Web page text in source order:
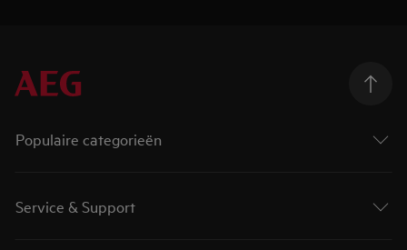
Populaire categorieën
Service & Support